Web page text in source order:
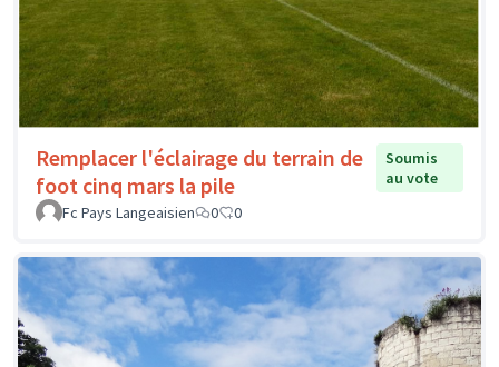
Remplacer l'éclairage du terrain de
foot cinq mars la pile
Soumis
au vote
Fc Pays Langeaisien
0 0